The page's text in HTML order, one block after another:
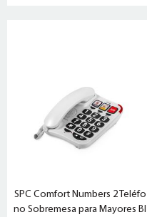
SPC Comfort Numbers 2 Teléfo
no Sobremesa para Mayores Bl